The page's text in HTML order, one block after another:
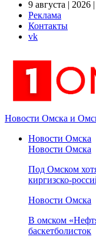
9 августа | 2026
Реклама
Контакты
vk
Новости Омска и
Новости Омска
Новости Омска
Под Омском
киргизско-
Новости Омска
В омском
баскетболисток